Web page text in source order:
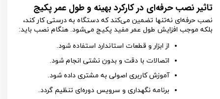
تاثیر نصب حرفه‌ای در کارکرد بهینه و طول عمر پکیج
نصب حرفه‌ای نه‌تنها تضمین می‌کند که دستگاه به درستی کار کند،
بلکه موجب افزایش طول عمر مفید پکیج می‌شود. هنگام نصب باید:
از ابزار و قطعات استاندارد استفاده شود.
اتصالات با دقت و بدون نشتی انجام شود.
آموزش کاربری اصولی به مشتری داده شود.
برنامه نگهداری و سرویس دوره‌ای تنظیم گردد.